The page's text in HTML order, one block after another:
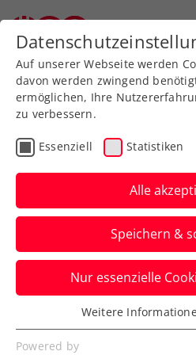
Aktuelle
News filtern
Auf unserer Webseite werden
davon werden zwingend
ermöglichen, Ihre
zu verbessern.
Essenziell Statistiken
Alle
Speichern &
Nur essenzielle
Essenziell
Essenzielle Cookies werden für
Weitere
Powered by